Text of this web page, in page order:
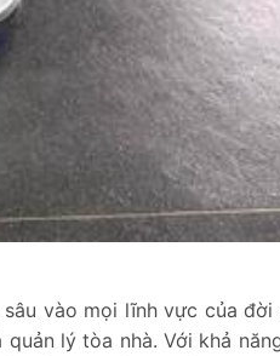
vào mọi lĩnh vực của đời
lý tòa nhà. Với khả